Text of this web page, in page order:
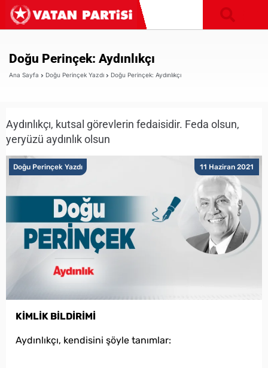
Doğu Perinçek: Aydınlıkçı
Ana Sayfa Doğu Perinçek Yazdı Doğu Perinçek: Aydınlıkçı
Aydınlıkçı, kutsal görevlerin fedaisidir. Feda olsun,
yeryüzü aydınlık olsun
11 Haziran 2021
Doğu Perinçek Yazdı
KİMLİK BİLDİRİMİ
Aydınlıkçı, kendisini şöyle tanımlar: